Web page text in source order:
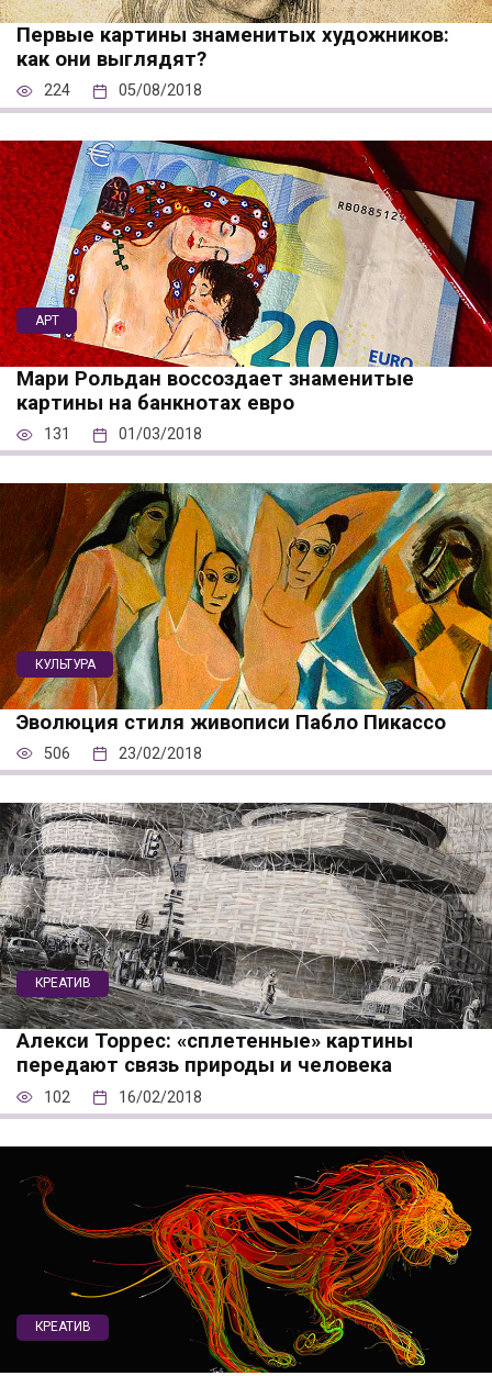
Первые картины знаменитых художников:
как они выглядят?
224 05/08/2018
АРТ
Мари Рольдан воссоздает знаменитые
картины на банкнотах евро
131 01/03/2018
КУЛЬТУРА
Эволюция стиля живописи Пабло Пикассо
506 23/02/2018
КРЕАТИВ
Алекси Торрес: «сплетенные» картины
передают связь природы и человека
102 16/02/2018
КРЕАТИВ